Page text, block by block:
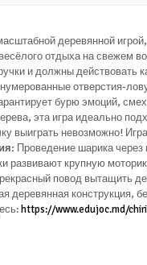
деревянной
отдыха на свежем
и должны
отверстия-
бурю эмоций,
эта игра идеально
выиграть невозможно!
Проведение шарика
развивают крупную
повод вытащить
деревянная конструкция,
https://www.edujoc.md/